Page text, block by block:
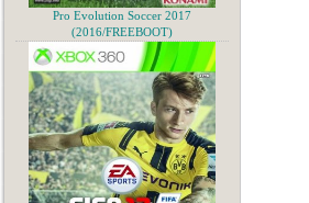
Pro Evolution Soccer 2017
(2016/FREEBOOT)